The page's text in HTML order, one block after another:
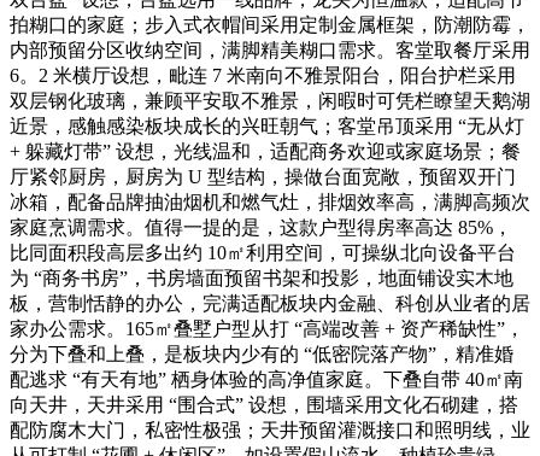
拍糊口的家庭；步入式衣帽间采用定制金属框架，防潮防霉，
内部预留分区收纳空间，满脚精美糊口需求。客堂取餐厅采用
6。2 米横厅设想，毗连 7 米南向不雅景阳台，阳台护栏采用
双层钢化玻璃，兼顾平安取不雅景，闲暇时可凭栏瞭望天鹅湖
近景，感触感染板块成长的兴旺朝气；客堂吊顶采用 “无从灯
+ 躲藏灯带” 设想，光线温和，适配商务欢迎或家庭场景；餐
厅紧邻厨房，厨房为 U 型结构，操做台面宽敞，预留双开门
冰箱，配备品牌抽油烟机和燃气灶，排烟效率高，满脚高频次
家庭烹调需求。值得一提的是，这款户型得房率高达 85%，
比同面积段高层多出约 10㎡利用空间，可操纵北向设备平台
为 “商务书房”，书房墙面预留书架和投影，地面铺设实木地
板，营制恬静的办公，完满适配板块内金融、科创从业者的居
家办公需求。165㎡叠墅户型从打 “高端改善 + 资产稀缺性”，
分为下叠和上叠，是板块内少有的 “低密院落产物”，精准婚
配逃求 “有天有地” 栖身体验的高净值家庭。下叠自带 40㎡南
向天井，天井采用 “围合式” 设想，围墙采用文化石砌建，搭
配防腐木大门，私密性极强；天井预留灌溉接口和照明线，业